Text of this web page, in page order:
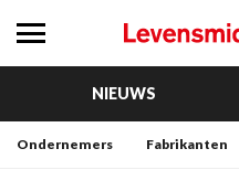
NIEUWS
Ondernemers Fabrikanten